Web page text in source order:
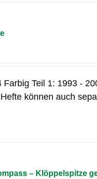
Teil 1: 1993 -
können auch
– Klöppelspitze